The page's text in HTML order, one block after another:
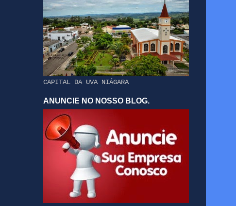
CAPITAL DA UVA NIÁGARA
ANUNCIE NO NOSSO BLOG.